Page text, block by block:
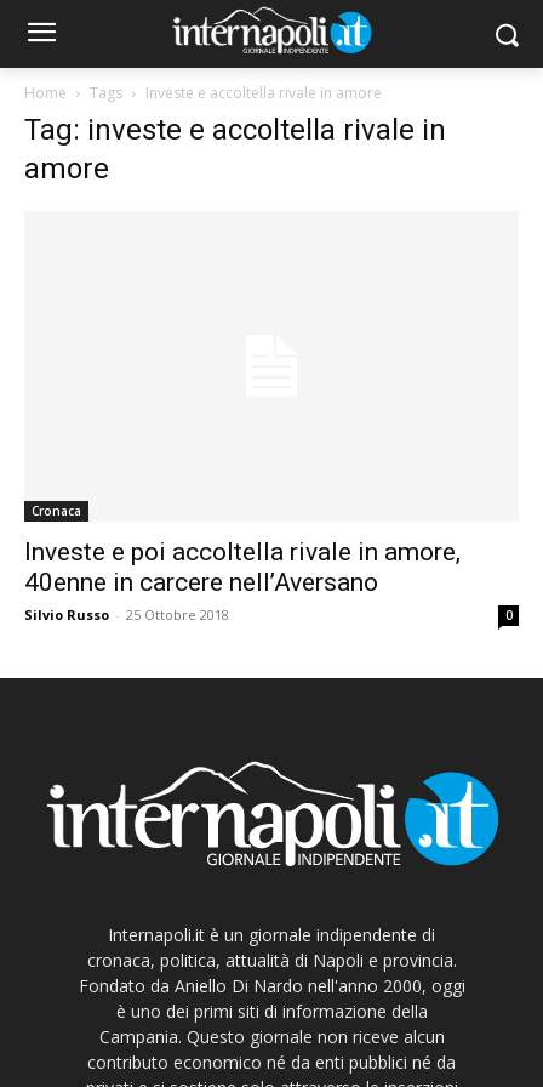
Home Tags Investe e accoltella rivale in amore
Tag: investe e accoltella rivale in
amore
Cronaca
Investe e poi accoltella rivale in amore,
40enne in carcere nell’Aversano
Silvio Russo - 25 Ottobre 2018 0
Internapoli.it è un giornale indipendente di
cronaca, politica, attualità di Napoli e provincia.
Fondato da Aniello Di Nardo nell'anno 2000, oggi
è uno dei primi siti di informazione della
Campania. Questo giornale non riceve alcun
contributo economico né da enti pubblici né da